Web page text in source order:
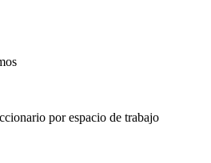
por espacio de trabajo